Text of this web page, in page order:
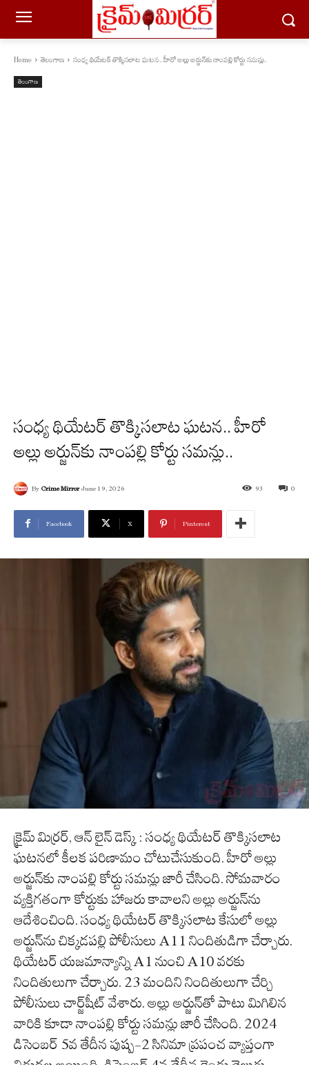
Home తెలంగాణ సంధ్య థియేటర్ తొక్కిసలాట ఘటన.. హీరో అల్లు అర్జున్‌కు నాంపల్లి కోర్టు సమన్లు..
తెలంగాణ
సంధ్య థియేటర్ తొక్కిసలాట ఘటన.. హీరో
అల్లు అర్జున్‌కు నాంపల్లి కోర్టు సమన్లు..
By Crime Mirror June 19, 2026 0
93
Facebook X Pinterest
క్రైమ్ మిర్రర్, ఆన్ లైన్ డెస్క్ : సంధ్య థియేటర్ తొక్కిసలాట
ఘటనలో కీలక పరిణామం చోటుచేసుకుంది. హీరో అల్లు
అర్జున్‌కు నాంపల్లి కోర్టు సమన్లు జారీ చేసింది. సోమవారం
వ్యక్తిగతంగా కోర్టుకు హాజరు కావాలని అల్లు అర్జున్‌ను
ఆదేశించింది. సంధ్య థియేటర్ తొక్కిసలాట కేసులో అల్లు
అర్జున్‌ను చిక్కడపల్లి పోలీసులు A11 నిందితుడిగా చేర్చారు.
థియేటర్ యజమాన్యాన్ని A1 నుంచి A10 వరకు
నిందితులుగా చేర్చారు. 23 మందిని నిందితులుగా చేర్చి
పోలీసులు చార్జ్‌షీట్‌ వేశారు. అల్లు అర్జున్‌తో పాటు మిగిలిన
వారికి కూడా నాంపల్లి కోర్టు సమన్లు జారీ చేసింది. 2024
డిసెంబర్ 5వ తేదీన పుష్ప-2 సినిమా ప్రపంచ వ్యాప్తంగా